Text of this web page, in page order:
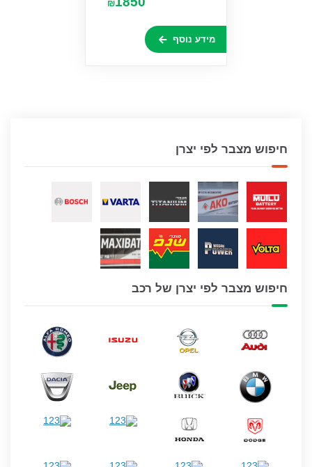
₪
מידע נוסף
חיפוש מצבר לפי יצרן
חיפוש מצבר לפי יצרן של רכב